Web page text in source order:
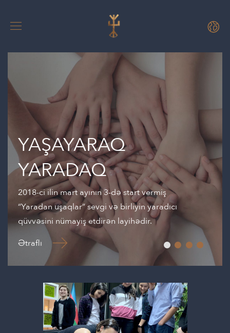
YAŞAYARAQ
YARADAQ
2018-ci ilin mart ayının 3-də start vermiş
“Yaradan uşaqlar” sevgi və birliyin yaradıcı
qüvvəsini nümayiş etdirən layihədir.
Ətraflı